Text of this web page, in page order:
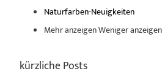
Naturfarben-Neuigkeiten
Mehr anzeigenWeniger anzeigen
kürzliche Posts